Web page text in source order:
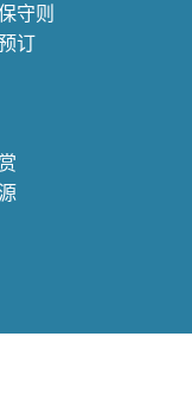
守则
订